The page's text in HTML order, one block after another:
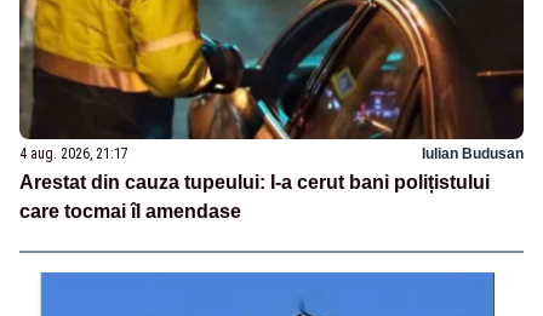
4 aug. 2026, 21:17 Iulian Budusan
Arestat din cauza tupeului: I-a cerut bani polițistului
care tocmai îl amendase